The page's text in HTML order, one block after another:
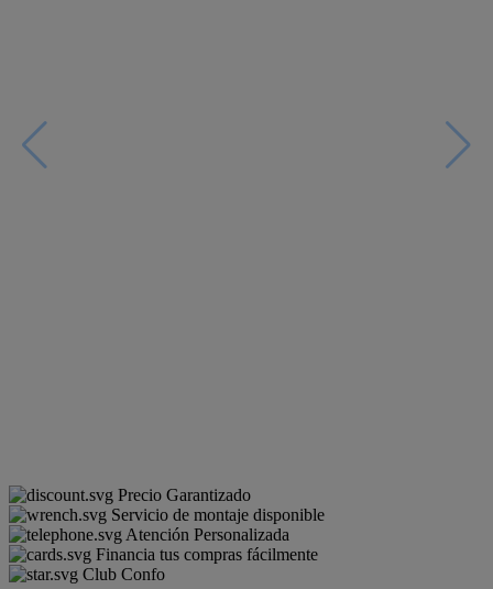
Precio Garantizado
Servicio de montaje disponible
Atención Personalizada
Financia tus compras fácilmente
Club Confo